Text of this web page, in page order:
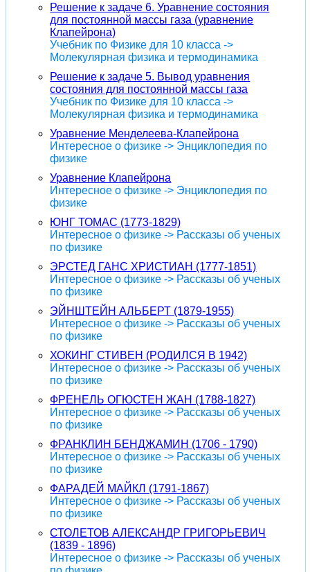
Решение к задаче 6. Уравнение состояния
для постоянной массы газа (уравнение
Клапейрона)
Учебник по Физике для 10 класса ->
Молекулярная физика и термодинамика
Решение к задаче 5. Вывод уравнения
состояния для постоянной массы газа
Учебник по Физике для 10 класса ->
Молекулярная физика и термодинамика
Уравнение Менделеева-Клапейрона
Интересное о физике -> Энциклопедия по
физике
Уравнение Клапейрона
Интересное о физике -> Энциклопедия по
физике
ЮНГ ТОМАС (1773-1829)
Интересное о физике -> Рассказы об ученых
по физике
ЭРСТЕД ГАНС ХРИСТИАН (1777-1851)
Интересное о физике -> Рассказы об ученых
по физике
ЭЙНШТЕЙН АЛЬБЕРТ (1879-1955)
Интересное о физике -> Рассказы об ученых
по физике
ХОКИНГ СТИВЕН (РОДИЛСЯ В 1942)
Интересное о физике -> Рассказы об ученых
по физике
ФРЕНЕЛЬ ОГЮСТЕН ЖАН (1788-1827)
Интересное о физике -> Рассказы об ученых
по физике
ФРАНКЛИН БЕНДЖАМИН (1706 - 1790)
Интересное о физике -> Рассказы об ученых
по физике
ФАРАДЕЙ МАЙКЛ (1791-1867)
Интересное о физике -> Рассказы об ученых
по физике
СТОЛЕТОВ АЛЕКСАНДР ГРИГОРЬЕВИЧ
(1839 - 1896)
Интересное о физике -> Рассказы об ученых